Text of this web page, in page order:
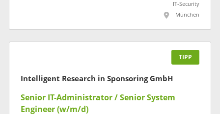
IT-Security
München
TIPP
Intelligent Research in Sponsoring GmbH
Senior IT-Administrator / Senior System
Engineer (w/m/d)